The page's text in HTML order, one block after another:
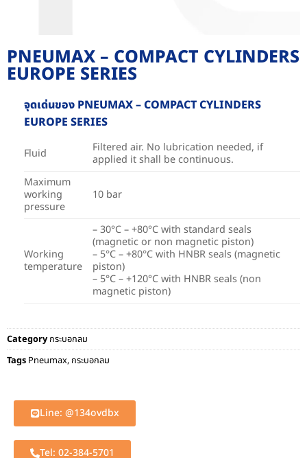
PNEUMAX – COMPACT CYLINDERS
EUROPE SERIES
จุดเด่นของ PNEUMAX – COMPACT CYLINDERS
EUROPE SERIES
Fluid
Filtered air. No lubrication needed, if
applied it shall be continuous.
Maximum
working
pressure
10 bar
Working
temperature
– 30°C – +80°C with standard seals
(magnetic or non magnetic piston)
– 5°C – +80°C with HNBR seals (magnetic
piston)
– 5°C – +120°C with HNBR seals (non
magnetic piston)
Category กระบอกลม
Tags Pneumax, กระบอกลม
Line: @134ovdbx
Tel: 02-384-5701